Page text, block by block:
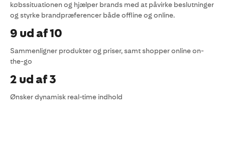
købssituationen og hjælper brands med at påvirke beslutninger
og styrke brandpræferencer både offline og online.
9 ud af 10
Sammenligner produkter og priser, samt shopper online on-
the-go​
2 ud af 3
Ønsker dynamisk real-time indhold​